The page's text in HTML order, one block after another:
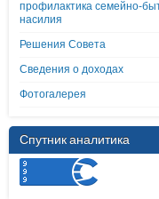
профилактика семейно-
насилия
Решения Совета
Сведения о доходах
Фотогалерея
Спутник аналитика